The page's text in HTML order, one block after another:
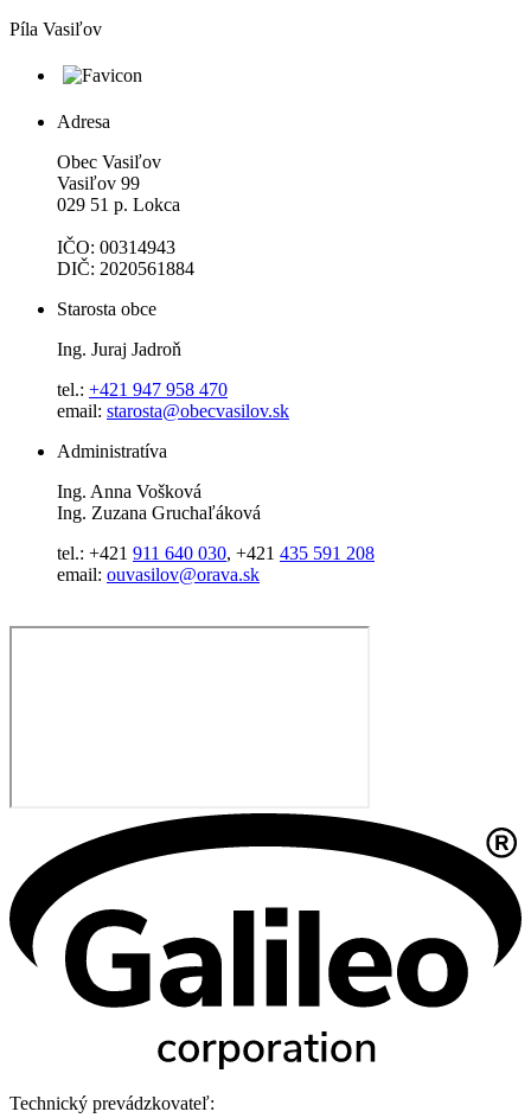
Píla Vasiľov
Adresa
Obec Vasiľov
Vasiľov 99
029 51 p. Lokca
IČO: 00314943
DIČ: 2020561884
Starosta obce
Ing. Juraj Jadroň
tel.: +421 947 958 470
email: starosta@obecvasilov.sk
Administratíva
Ing. Anna Vošková
Ing. Zuzana Gruchaľáková
tel.: +421 911 640 030, +421 435 591 208
email: ouvasilov@orava.sk
Technický prevádzkovateľ: